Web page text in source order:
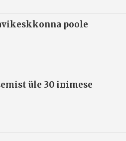
poole
üle 30 inimese